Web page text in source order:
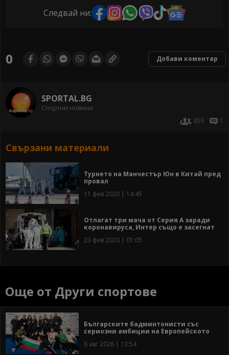
Следвай ни:
0 Добави коментар
SPORTAL.BG
Спортни новини
855
1
Свързани материали
Турнето на Манчестър Юн в Китай пред
провал
11 фев 2020 | 14:45
Отлагат три мача от Серия А заради
коронавируса, Интер също е засегнат
23 фев 2020 | 01:05
Още от Други спортове
Българските бадминтонисти със
сериозни амбиции на Европейското
8 авг 2026 | 13:54